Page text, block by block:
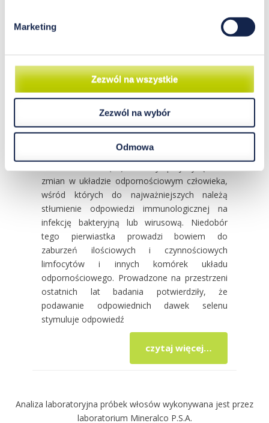
Marketing
Zezwól na wszystkie
Zezwól na wybór
Odmowa
Selen – skuteczna broń w walce
zmian w układzie odpornościowym człowieka,
wśród których do najważniejszych należą
stłumienie odpowiedzi immunologicznej na
infekcję bakteryjną lub wirusową. Niedobór
tego pierwiastka prowadzi bowiem do
zaburzeń ilościowych i czynnościowych
limfocytów i innych komórek układu
odpornościowego. Prowadzone na przestrzeni
ostatnich lat badania potwierdziły, że
podawanie odpowiednich dawek selenu
stymuluje odpowiedź
czytaj więcej…
Analiza laboratoryjna próbek włosów wykonywana jest przez
laboratorium Mineralco P.S.A.